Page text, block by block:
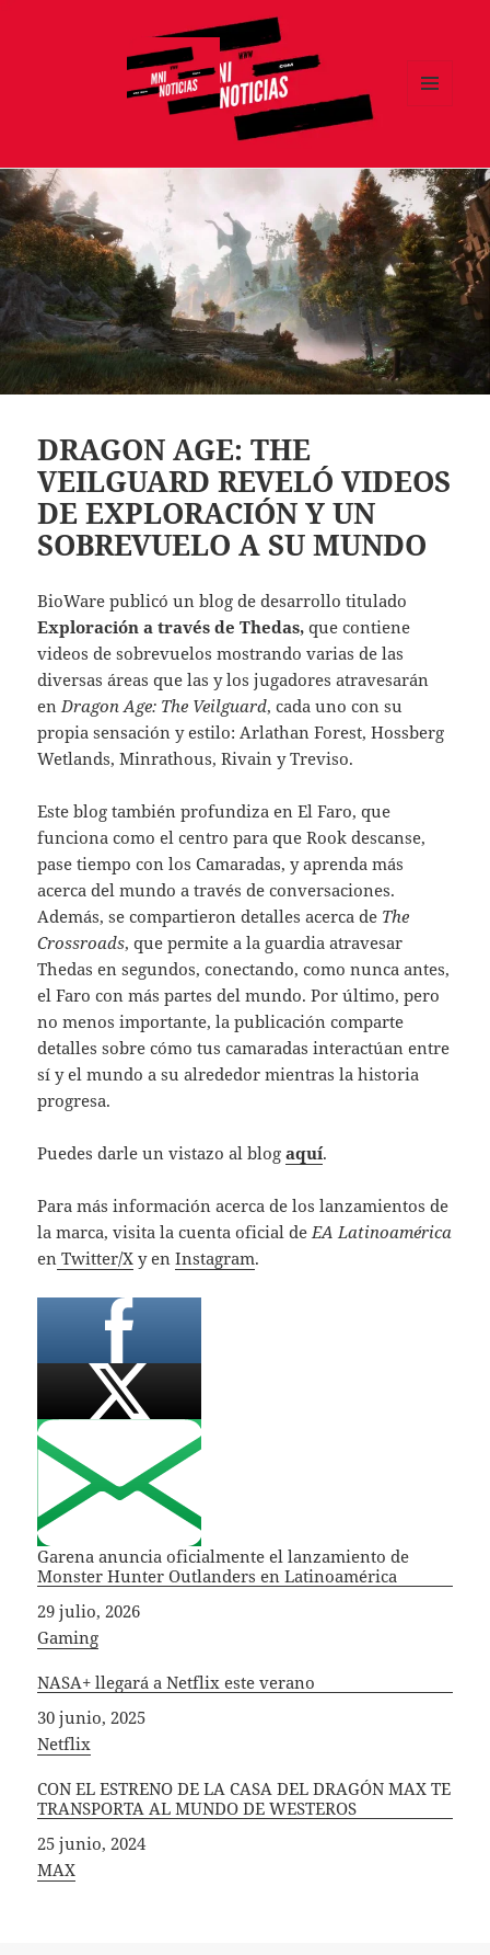
DRAGON AGE: THE
VEILGUARD REVELÓ VIDEOS
DE EXPLORACIÓN Y UN
SOBREVUELO A SU MUNDO
BioWare publicó un blog de desarrollo titulado
Exploración a través de Thedas,que contiene
videos de sobrevuelos mostrando varias de las
diversas áreas que las y los jugadores atravesarán
enDragon Age: The Veilguard, cada uno con su
propia sensación y estilo: Arlathan Forest, Hossberg
Wetlands, Minrathous, Rivain y Treviso.
Este blog también profundiza en El Faro, que
funciona como el centro para que Rook descanse,
pase tiempo con los Camaradas, y aprenda más
acerca del mundo a través de conversaciones.
Además, se compartieron detalles acerca de The
Crossroads, que permite a la guardia atravesar
Thedas en segundos, conectando, como nunca antes,
el Faro con más partes del mundo. Por último, pero
no menos importante, la publicación comparte
detalles sobre cómo tus camaradas interactúan entre
sí y el mundo a su alrededor mientras la historia
progresa.
Puedes darle un vistazo al blogaquí.
Para más información acerca de los lanzamientos de
la marca, visita la cuenta oficial deEA Latinoamérica
en Twitter/X y enInstagram.
Garena anuncia oficialmente el lanzamiento de
Monster Hunter Outlanders en Latinoamérica
Fecha
29 julio, 2026
In relation to
Gaming
NASA+ llegará a Netflix este verano
Fecha
30 junio, 2025
In relation to
Netflix
CON EL ESTRENO DE LA CASA DEL DRAGÓN MAX TE
TRANSPORTA AL MUNDO DE WESTEROS
Fecha
25 junio, 2024
In relation to
MAX